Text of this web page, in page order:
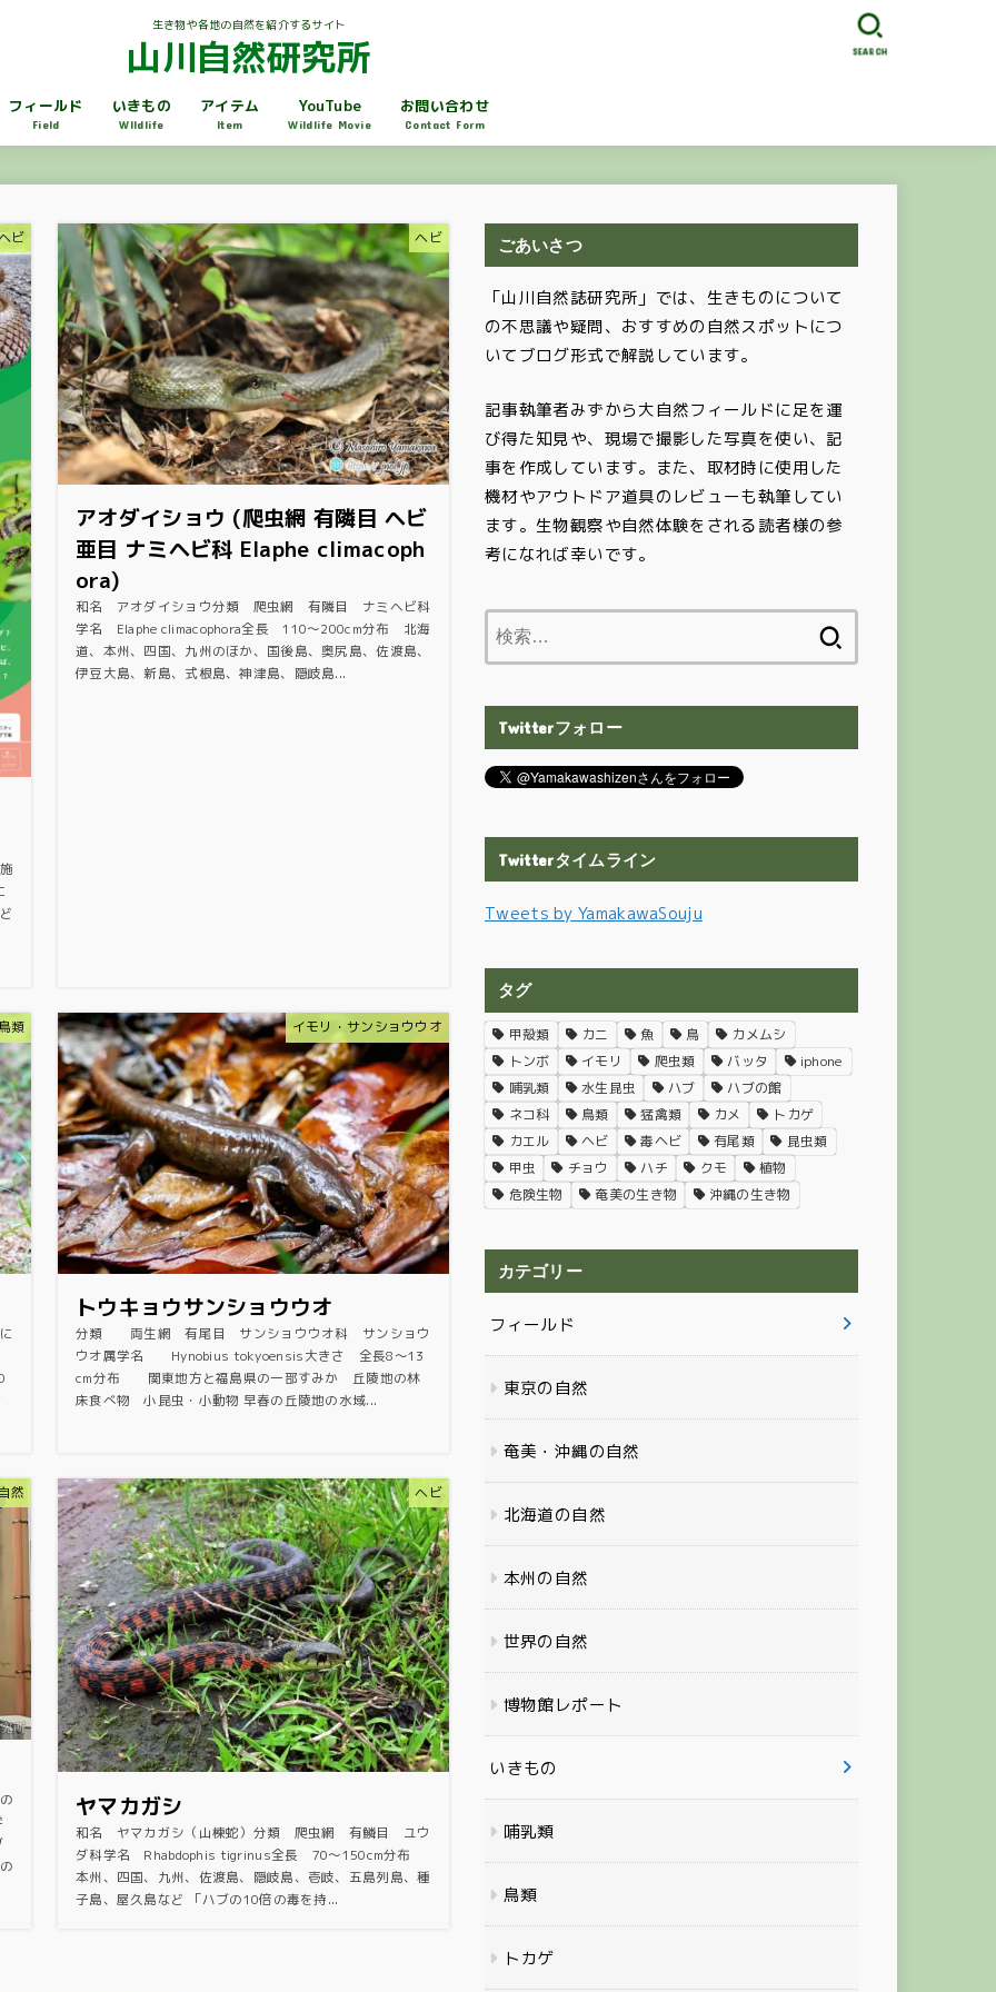
生き物や各地の自然を紹介するサイト
山川自然研究所
フィールド
Field
いきもの
WIldlife
アイテム
Item
YouTube
Wildlife Movie
お問い合わせ
Contact Form
SEARCH
ビ ヘビ
アオダイショウ (爬虫網 有隣目 ヘビ
亜目 ナミヘビ科 Elaphe climacoph
ora)
和名 アオダイショウ分類 爬虫網 有隣目 ナミヘビ科
学名 Elaphe climacophora全長 110～200cm分布 北海
道、本州、四国、九州のほか、国後島、奥尻島、佐渡島、
伊豆大島、新島、式根島、神津島、隠岐島...
類 イモリ・サンショウウオ
トウキョウサンショウウオ
分類 両生網 有尾目 サンショウウオ科 サンショウ
ウオ属学名 Hynobius tokyoensis大きさ 全長8～13
cm分布 関東地方と福島県の一部すみか 丘陵地の林
床食べ物 小昆虫・小動物 早春の丘陵地の水域...
然 ヘビ
ヤマカガシ
和名 ヤマカガシ（山楝蛇）分類 爬虫網 有鱗目 ユウ
ダ科学名 Rhabdophis tigrinus全長 70～150cm分布
本州、四国、九州、佐渡島、隠岐島、壱岐、五島列島、種
子島、屋久島など 「ハブの10倍の毒を持...
ごあいさつ
「山川自然誌研究所」では、生きものについて
の不思議や疑問、おすすめの自然スポットにつ
いてブログ形式で解説しています。
記事執筆者みずから大自然フィールドに足を運
び得た知見や、現場で撮影した写真を使い、記
事を作成しています。また、取材時に使用した
機材やアウトドア道具のレビューも執筆してい
ます。生物観察や自然体験をされる読者様の参
考になれば幸いです。
Twitterフォロー
Twitterタイムライン
Tweets by YamakawaSouju
タグ
甲殻類 カニ 魚 鳥
カメムシ
トンボ
イモリ 爬虫類 バッタ
iphone
哺乳類
水生昆虫 ハブ
ハブの館
ネコ科
鳥類 猛禽類 カメ
トカゲ
カエル
ヘビ 毒ヘビ 有尾類
昆虫類
甲虫
チョウ ハチ クモ
植物
危険生物
奄美の生き物 沖縄の生き物
カテゴリー
フィールド
東京の自然
奄美・沖縄の自然
北海道の自然
本州の自然
世界の自然
博物館レポート
いきもの
哺乳類
鳥類
トカゲ